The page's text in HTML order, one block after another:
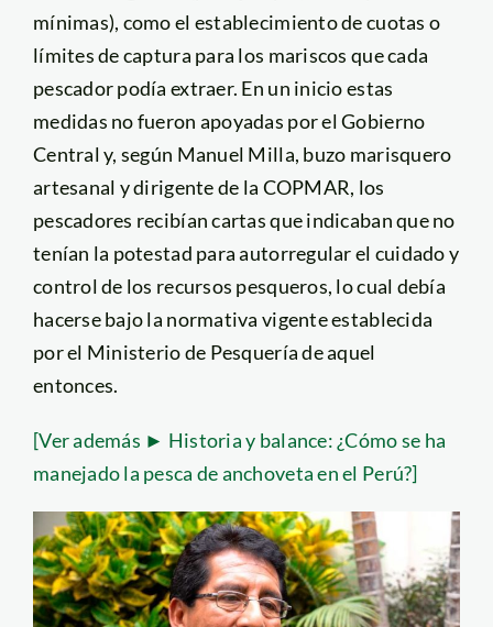
mínimas), como el establecimiento de cuotas o
límites de captura para los mariscos que cada
pescador podía extraer. En un inicio estas
medidas no fueron apoyadas por el Gobierno
Central y, según Manuel Milla, buzo marisquero
artesanal y dirigente de la COPMAR, los
pescadores recibían cartas que indicaban que no
tenían la potestad para autorregular el cuidado y
control de los recursos pesqueros, lo cual debía
hacerse bajo la normativa vigente establecida
por el Ministerio de Pesquería de aquel
entonces.
[Ver además ► Historia y balance: ¿Cómo se ha
manejado la pesca de anchoveta en el Perú?]